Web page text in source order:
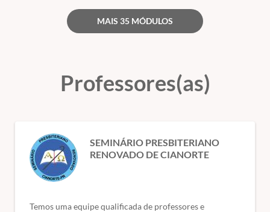
MAIS 35 MÓDULOS
Professores(as)
SEMINÁRIO PRESBITERIANO
RENOVADO DE CIANORTE
Temos uma equipe qualificada de professores e